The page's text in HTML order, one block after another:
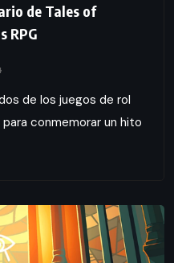
de Tales of
RPG
de los juegos de rol
conmemorar un hito